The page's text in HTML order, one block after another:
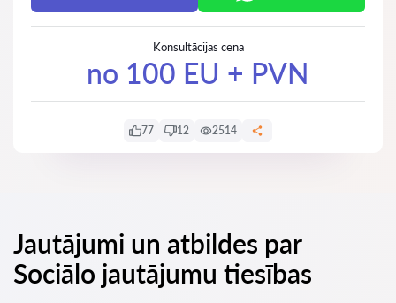
Konsultācijas cena
no 100 EU + PVN
77 12 2514
Jautājumi un atbildes par
Sociālo jautājumu tiesības